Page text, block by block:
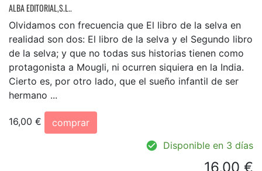
ALBA EDITORIAL,S.L..
Olvidamos con frecuencia que El libro de la selva en
realidad son dos: El libro de la selva y el Segundo libro
de la selva; y que no todas sus historias tienen como
protagonista a Mougli, ni ocurren siquiera en la India.
Cierto es, por otro lado, que el sueño infantil de ser
hermano ...
16,00 €
comprar
Disponible en 3 días
16,00 €